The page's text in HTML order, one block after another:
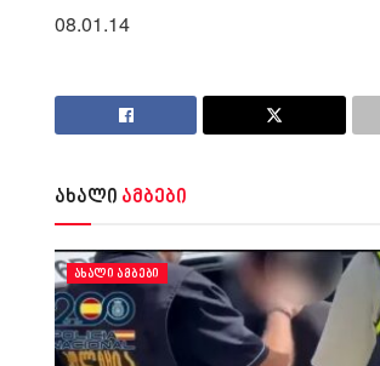
08.01.14
ახალი ამბები
ᲐᲮᲐᲚᲘ ᲐᲛᲑᲔᲑᲘ